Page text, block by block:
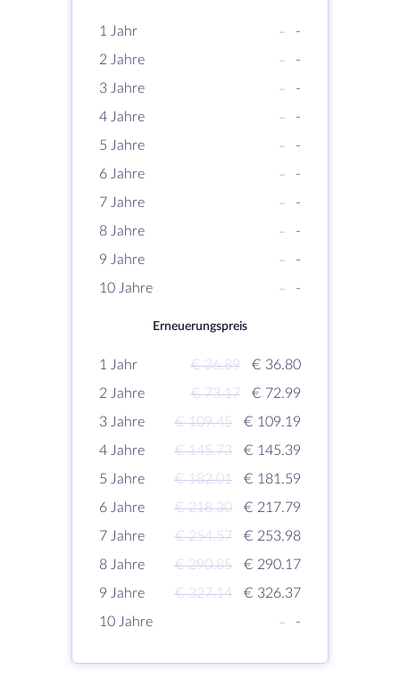
1 Jahr -
-
2 Jahre
-
-
3 Jahre
-
-
4 Jahre
-
-
5 Jahre
-
-
6 Jahre
-
-
7 Jahre
-
-
8 Jahre
-
-
9 Jahre
-
-
10 Jahre
- -
Erneuerungspreis
1 Jahr € 36.89
€ 36.80
2 Jahre
€ 73.17
€ 72.99
3 Jahre
€ 109.45
€ 109.19
4 Jahre
€ 145.73
€ 145.39
5 Jahre
€ 182.01
€ 181.59
6 Jahre
€ 218.30
€ 217.79
7 Jahre
€ 254.57
€ 253.98
8 Jahre
€ 290.85
€ 290.17
9 Jahre
€ 327.14
€ 326.37
10 Jahre
- -